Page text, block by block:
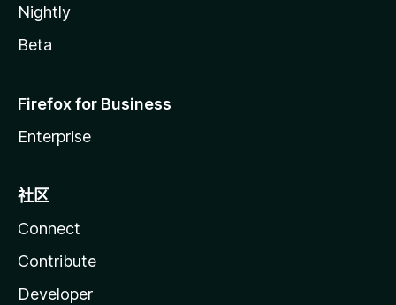
Nightly
Beta
Firefox for Business
Enterprise
社区
Connect
Contribute
Developer